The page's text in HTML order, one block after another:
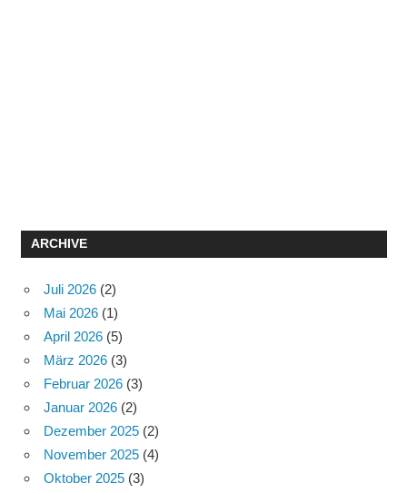
ARCHIVE
Juli 2026 (2)
Mai 2026 (1)
April 2026 (5)
März 2026 (3)
Februar 2026 (3)
Januar 2026 (2)
Dezember 2025 (2)
November 2025 (4)
Oktober 2025 (3)